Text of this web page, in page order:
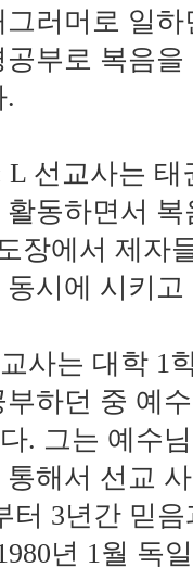
러머로 일
부로 복음
L 선교사는
동하면서
장에서 제자
시에 시키고
사는 대학 1
하던 중 예
. 그는 예수
해서 선교
터 3년간 믿
년 1월 독